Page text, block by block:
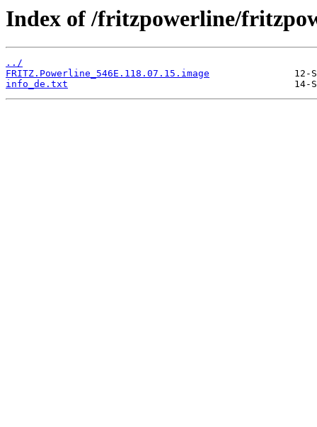
Index of /fritzpowerline/
../
FRITZ.Powerline_546E.118.07.15.image
info_de.txt